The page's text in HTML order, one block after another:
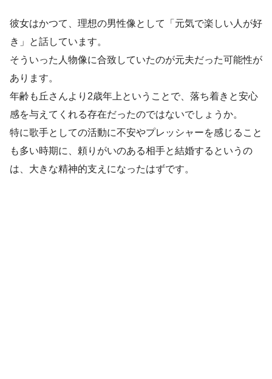
彼女はかつて、理想の男性像として「元気で楽しい人が好
き」と話しています。
そういった人物像に合致していたのが元夫だった可能性が
あります。
年齢も丘さんより2歳年上ということで、落ち着きと安心
感を与えてくれる存在だったのではないでしょうか。
特に歌手としての活動に不安やプレッシャーを感じること
も多い時期に、頼りがいのある相手と結婚するというの
は、大きな精神的支えになったはずです。